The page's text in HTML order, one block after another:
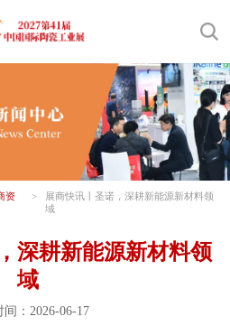
资
>
展商快讯丨圣诺，深耕新能源新材料领
域
深耕新能源新材料领
域
间：2026-06-17